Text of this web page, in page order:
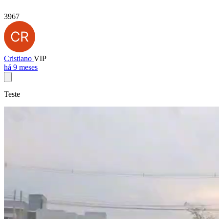
3967
Cristiano VIP
há 9 meses
Teste